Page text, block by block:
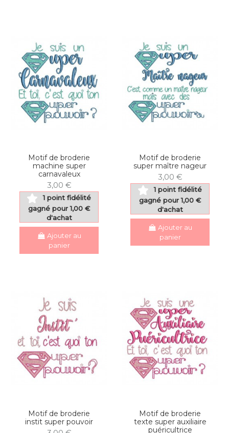
Motif de broderie
machine super
carnavaleux
3,00 €
1 point fidélité
gagné pour 1,00 €
d'achat
Ajouter au
panier
Motif de broderie
super maître nageur
3,00 €
1 point fidélité
gagné pour 1,00 €
d'achat
Ajouter au
panier
Motif de broderie
instit super pouvoir
Motif de broderie
texte super auxiliaire
puéricultrice